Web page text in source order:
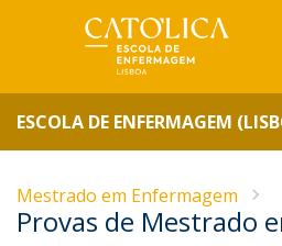
ESCOLA DE ENFERMAGEM
Mestrado em Enfermagem
Provas de Mestrado